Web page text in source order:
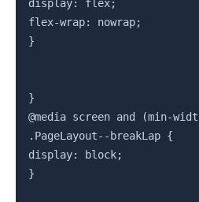
display: flex;
flex-wrap: nowrap;
}
}
@media screen and (min-
.PageLayout--breakLap {
display: block;
}